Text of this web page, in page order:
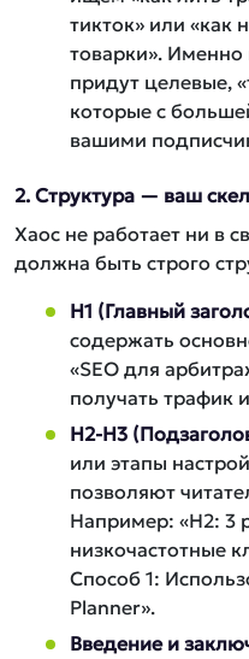
тикток» или «как
товарки». Именно
придут целевые,
которые с
вашими
2. Структура — ваш
Хаос не работает ни в
должна быть строго
H1 (Главный
содержать
«SEO для
получать трафик
H2-H3
или этапы
позволяют
Например: «H2: 3
низкочастотные
Способ 1:
Planner».
Введение и